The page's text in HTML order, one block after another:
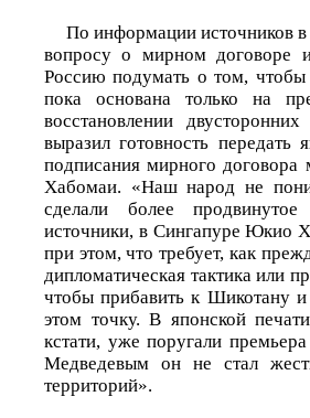
По информации источников
вопросу о мирном договоре
Россию подумать о том, чтобы
пока основана только на
восстановлении
выразил готовность
подписания мирного
Хабомаи. «Наш народ не
сделали более
источники, в Сингапуре Юкио
при этом, что требует, как
дипломатическая тактика или
чтобы прибавить к Шикотану
этом точку. В японской
кстати, уже поругали
Медведевым он не стал
территорий».